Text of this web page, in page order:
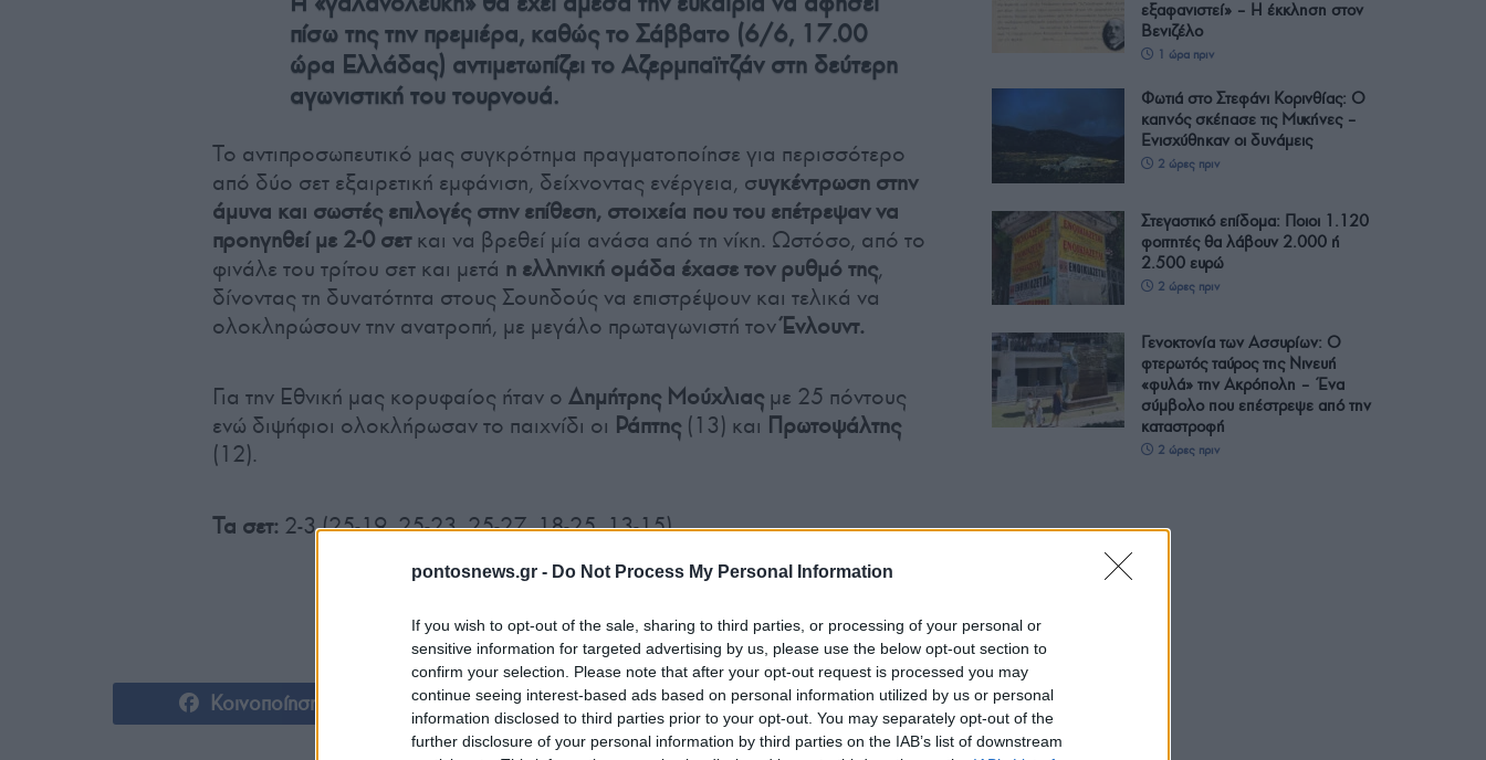
pontosnews.gr - Do Not Process My Personal Information
If you wish to opt-out of the sale, sharing to third parties, or processing of your personal or
sensitive information for targeted advertising by us, please use the below opt-out section to
confirm your selection. Please note that after your opt-out request is processed you may
continue seeing interest-based ads based on personal information utilized by us or personal
information disclosed to third parties prior to your opt-out. You may separately opt-out of the
further disclosure of your personal information by third parties on the IAB’s list of downstream
πίσω της την πρεμιέρα, καθώς το Σάββατο (6/6, 17.00
ώρα Ελλάδας) αντιμετωπίζει το Αζερμπαϊτζάν στη δεύτερη
αγωνιστική του τουρνουά.
Το αντιπροσωπευτικό μας συγκρότημα πραγματοποίησε για περισσότερο
από δύο σετ εξαιρετική εμφάνιση, δείχνοντας ενέργεια, συγκέντρωση στην
άμυνα και σωστές επιλογές στην επίθεση, στοιχεία που του επέτρεψαν να
προηγηθεί με 2-0 σετκαι να βρεθεί μία ανάσα από τη νίκη. Ωστόσο, από το
φινάλε του τρίτου σετ και μετά η ελληνική ομάδα έχασε τον ρυθμό της,
δίνοντας τη δυνατότητα στους Σουηδούς να επιστρέψουν και τελικά να
ολοκληρώσουν την ανατροπή, με μεγάλο πρωταγωνιστή τονΈνλουντ.
Για την Εθνική μας κορυφαίος ήταν ο Δημήτρης Μούχλιαςμε 25 πόντους
ενώ διψήφιοι ολοκλήρωσαν το παιχνίδι οι Ράπτης(13) και Πρωτοψάλτης
(12).
Τα σετ: 2-3 (25-19, 25-23, 25-27, 18-25, 13-15).
Κοινοποίηση Tweet Send
εξαφανιστεί» – Η έκκληση στον
Βενιζέλο
1 ώρα πριν
Φωτιά στο Στεφάνι Κορινθίας: Ο
καπνός σκέπασε τις Μυκήνες –
Ενισχύθηκαν οι δυνάμεις
2 ώρες πριν
Στεγαστικό επίδομα: Ποιοι 1.120
φοιτητές θα λάβουν 2.000 ή
2.500 ευρώ
2 ώρες πριν
Γενοκτονία των Ασσυρίων: Ο
φτερωτός ταύρος της Νινευή
«φυλά» την Ακρόπολη – Ένα
σύμβολο που επέστρεψε από την
καταστροφή
2 ώρες πριν